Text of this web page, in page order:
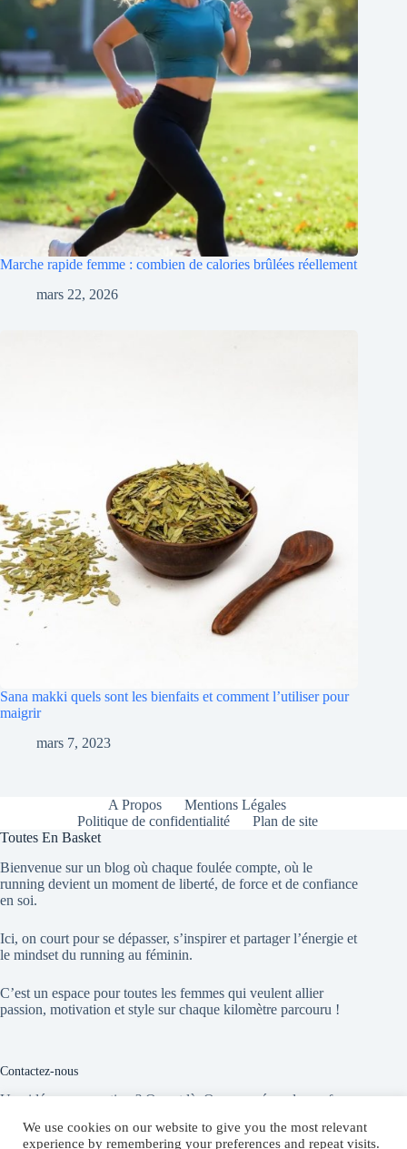
Marche rapide femme : combien de calories brûlées réellement
mars 22, 2026
Sana makki quels sont les bienfaits et comment l’utiliser pour
maigrir
mars 7, 2023
A Propos
Mentions Légales
Politique de confidentialité
Plan de site
Toutes En Basket
Bienvenue sur un blog où chaque foulée compte, où le
running devient un moment de liberté, de force et de confiance
en soi.
Ici, on court pour se dépasser, s’inspirer et partager l’énergie et
le mindset du running au féminin.
C’est un espace pour toutes les femmes qui veulent allier
passion, motivation et style sur chaque kilomètre parcouru !
Contactez-nous
Une idée, une question ? On est là. On vous répond sans faux
We use cookies on our website to give you the most relevant
experience by remembering your preferences and repeat visits.